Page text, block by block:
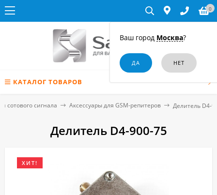
Ваш город Москва?
0
КАТАЛОГ ТОВАРОВ
сотового сигнала Аксессуары для GSM-репитеров Делитель D4-
Делитель D4-900-75
ХИТ!